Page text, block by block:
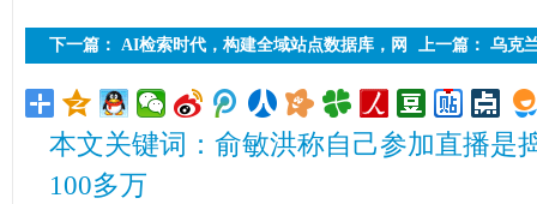
上一篇： 乌克
下一篇： AI检索时代，构建全域站点数据库，网
本文关键词：俞敏洪称自己参加直播是
100多万